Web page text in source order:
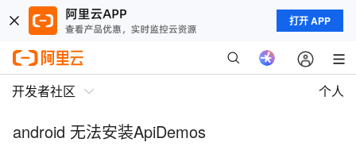
打开 APP
开发者社区 个人
android 无法安装ApiDemos